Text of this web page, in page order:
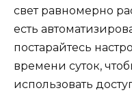
свет равномерно
есть
постарайтесь
времени суток,
использовать